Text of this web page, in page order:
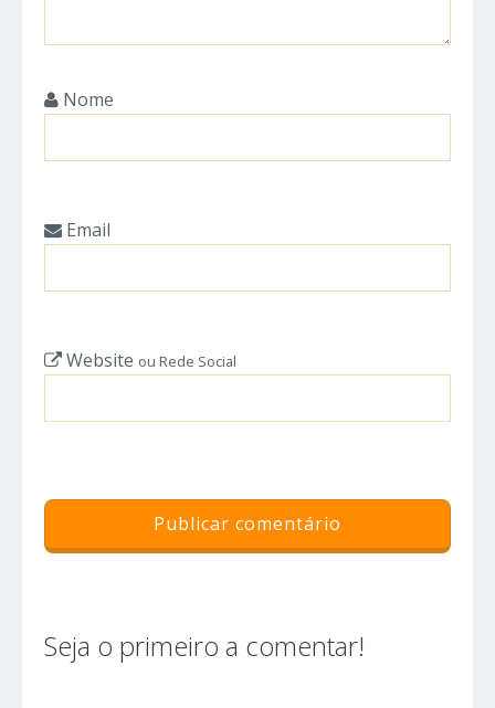
Nome
Email
Website ou Rede Social
Seja o primeiro a comentar!